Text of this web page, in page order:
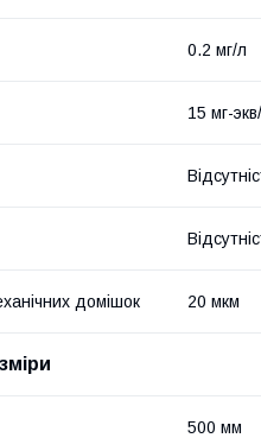
0.2 мг/л
15 мг-
домішок 20 мкм
500 мм